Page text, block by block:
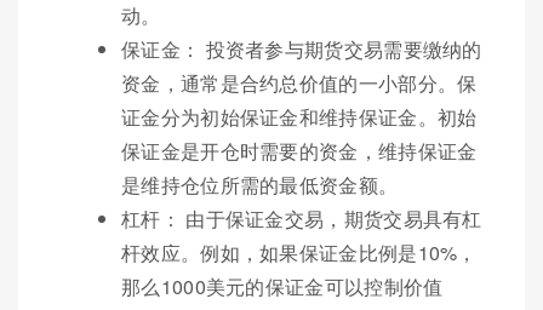
动。
保证金： 投资者参与期货交易需要缴纳的
资金，通常是合约总价值的一小部分。保
证金分为初始保证金和维持保证金。初始
保证金是开仓时需要的资金，维持保证金
是维持仓位所需的最低资金额。
杠杆： 由于保证金交易，期货交易具有杠
杆效应。例如，如果保证金比例是10%，
那么1000美元的保证金可以控制价值